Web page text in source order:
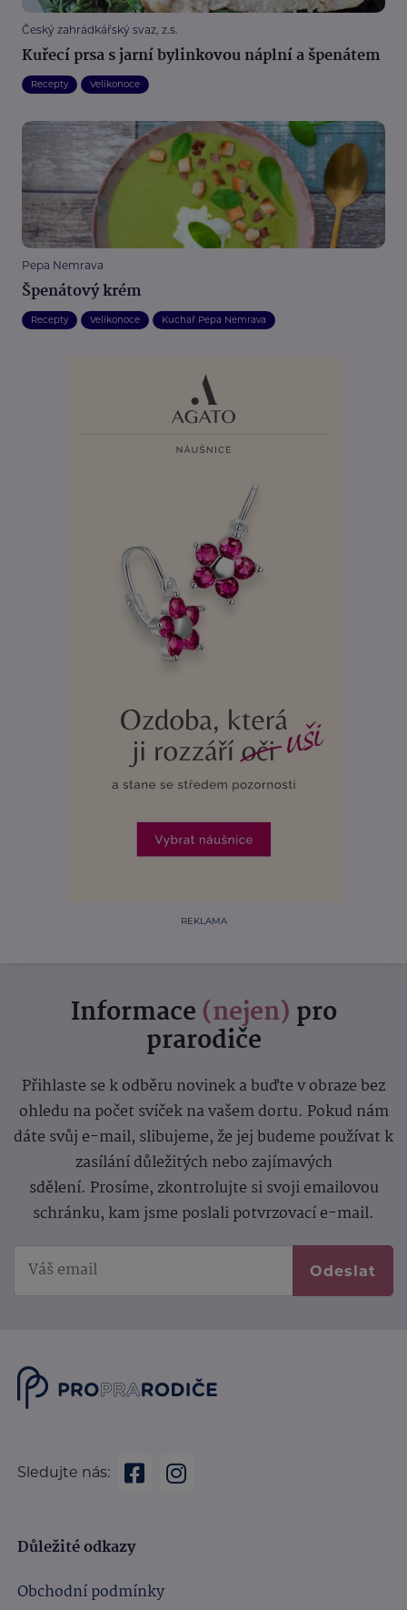
Český zahrádkářský svaz, z.s.
Kuřecí prsa s jarní bylinkovou náplní a špenátem
Recepty Velikonoce
Pepa Nemrava
Špenátový krém
Recepty Velikonoce Kuchař Pepa Nemrava
REKLAMA
Informace (nejen) pro
prarodiče
Přihlaste se k odběru novinek a buďte v obraze bez
ohledu na počet svíček na vašem dortu. Pokud nám
dáte svůj e-mail, slibujeme, že jej budeme používat k
zasílání důležitých nebo zajímavých
sdělení. Prosíme, zkontrolujte si svoji emailovou
schránku, kam jsme poslali potvrzovací e-mail.
Odeslat
Sledujte nás:
Důležité odkazy
Obchodní podmínky